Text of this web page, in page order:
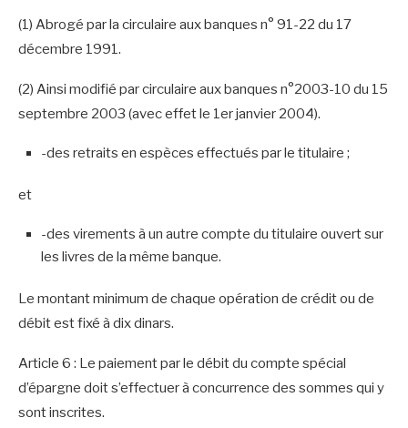
(1) Abrogé par la circulaire aux banques n° 91-22 du 17
décembre 1991.
(2) Ainsi modifié par circulaire aux banques n°2003-10 du 15
septembre 2003 (avec effet le 1er janvier 2004).
-des retraits en espèces effectués par le titulaire ;
et
-des virements à un autre compte du titulaire ouvert sur
les livres de la même banque.
Le montant minimum de chaque opération de crédit ou de
débit est fixé à dix dinars.
Article 6 : Le paiement par le débit du compte spécial
d’épargne doit s’effectuer à concurrence des sommes qui y
sont inscrites.